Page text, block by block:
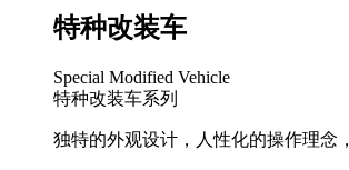
特种改装车
Special Modified Vehicle
特种改装车系列
独特的外观设计，人性化的操作理念，